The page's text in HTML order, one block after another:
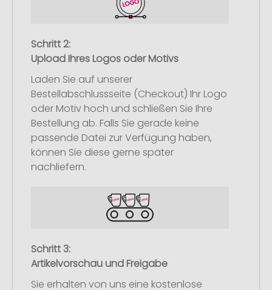
Schritt 2:
Upload Ihres Logos oder Motivs
Laden Sie auf unserer
Bestellabschlussseite (Checkout) Ihr Logo
oder Motiv hoch und schließen Sie Ihre
Bestellung ab. Falls Sie gerade keine
passende Datei zur Verfügung haben,
können Sie diese gerne später
nachliefern.
Schritt 3:
Artikelvorschau und Freigabe
Sie erhalten von uns eine kostenlose